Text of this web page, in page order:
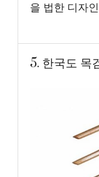
을 법한 디자인
5. 한국도 목